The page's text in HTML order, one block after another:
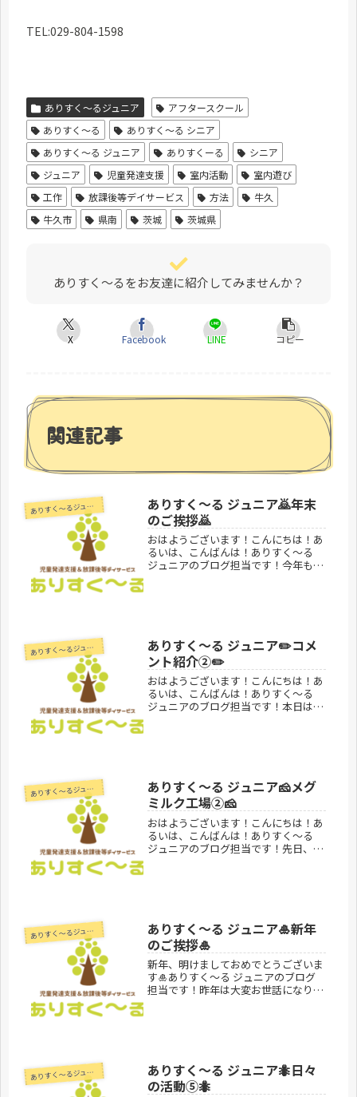
TEL:029-804-1598
ありすく～るジュニア
アフタースクール
ありすく〜る
ありすく〜る シニア
ありすく〜る ジュニア
ありすくーる
シニア
ジュニア
児童発達支援 室内活動
室内遊び
工作
放課後等デイサービス 方法
牛久
牛久市
県南 茨城 茨城県
ありすく～るをお友達に紹介してみませんか？
X Facebook LINE コピー
関連記事
あ
りすく～るジュニア
ありすく〜る ジュニア🙇年末
のご挨拶🙇
おはようございます！こんにちは！あ
るいは、こんばんは！ありすく～る
ジュニアのブログ担当です！今年も1
あ
りすく～るジュニア
ありすく〜る ジュニア✏️コメ
ント紹介②✏️
おはようございます！こんにちは！あ
るいは、こんばんは！ありすく～る
ジュニアのブログ担当です！本日はあ
あ
りすく～るジュニア
ありすく〜る ジュニア🧀メグ
ミルク工場②🧀
おはようございます！こんにちは！あ
るいは、こんばんは！ありすく～る
ジュニアのブログ担当です！先日、雪
あ
りすく～るジュニア
ありすく〜る ジュニア🎍新年
のご挨拶🎍
新年、明けましておめでとうございま
す🎍ありすく～る ジュニアのブログ
担当です！昨年は大変お世話になりま
あ
りすく～るジュニア
ありすく〜る ジュニア🐜日々
の活動⑤🐜